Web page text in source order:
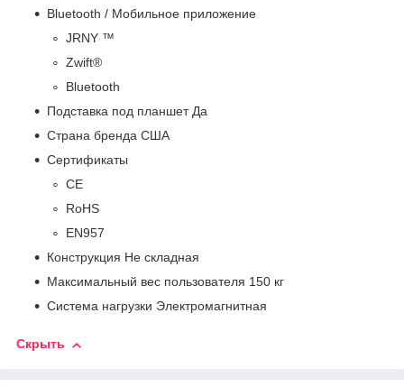
Bluetooth / Мобильное приложение
JRNY ™
Zwift®
Bluetooth
Подставка под планшет Да
Страна бренда США
Сертификаты
CE
RoHS
EN957
Конструкция Не складная
Максимальный вес пользователя 150 кг
Система нагрузки Электромагнитная
Скрыть